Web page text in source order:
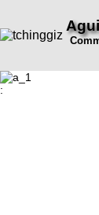
: